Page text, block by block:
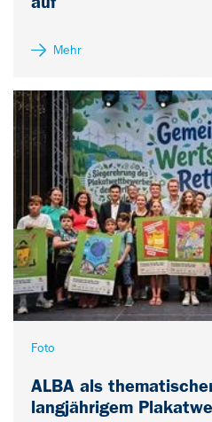
Mehr
Foto
ALBA als
langjährigem